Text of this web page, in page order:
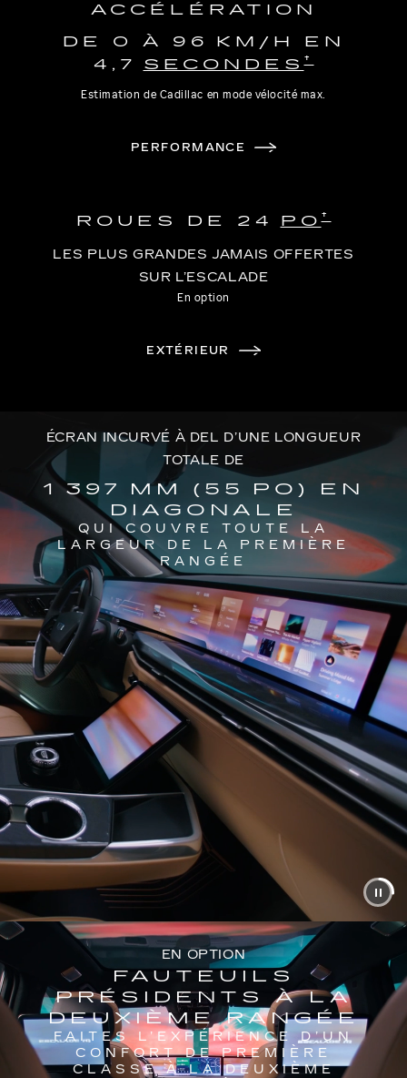
ACCÉLÉRATION
DE 0 À 96 KM/H EN
4,7 SECONDES†
Estimation de Cadillac en mode vélocité max.
PERFORMANCE
ROUES DE 24 PO†
LES PLUS GRANDES JAMAIS OFFERTES
SUR L’ESCALADE
En option
EXTÉRIEUR
ÉCRAN INCURVÉ À DEL D’UNE LONGUEUR
TOTALE DE
1 397 MM (55 PO) EN
DIAGONALE
QUI COUVRE TOUTE LA
LARGEUR DE LA PREMIÈRE
RANGÉE
EN OPTION
FAUTEUILS
PRÉSIDENTS À LA
DEUXIÈME RANGÉE
FAITES L’EXPÉRIENCE D’UN
CONFORT DE PREMIÈRE
CLASSE À LA DEUXIÈME